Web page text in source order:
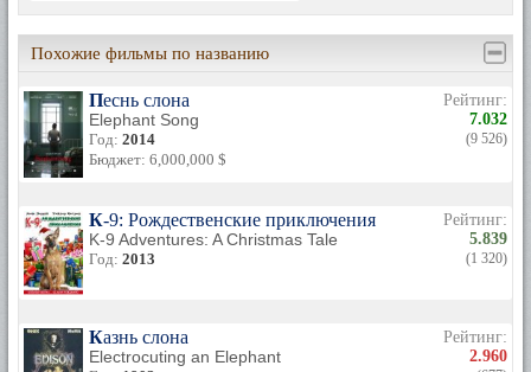
Похожие фильмы по названию
Песнь слона
Elephant Song
Год: 2014
Бюджет: 6,000,000 $
Рейтинг:
7.032
(9 526)
К-9: Рождественские приключения
K-9 Adventures: A Christmas Tale
Год: 2013
Рейтинг:
5.839
(1 320)
Казнь слона
Electrocuting an Elephant
Рейтинг:
2.960